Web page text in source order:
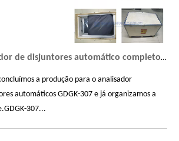
GDGK-307 Analisador de disjuntores automático completo com medição dinâmica de resistência pronta para remessa
a produção para o analisador
automáticos GDGK-307 e já organizamos a
307...